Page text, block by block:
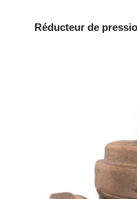
Réducteur de